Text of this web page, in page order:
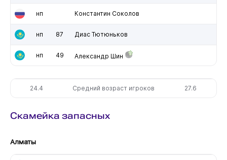
нп Константин Соколов
нп 87 Диас Тютюньков
нп 49 Александр Шин
24.4 Средний возраст игроков 27.6
Скамейка запасных
Алматы